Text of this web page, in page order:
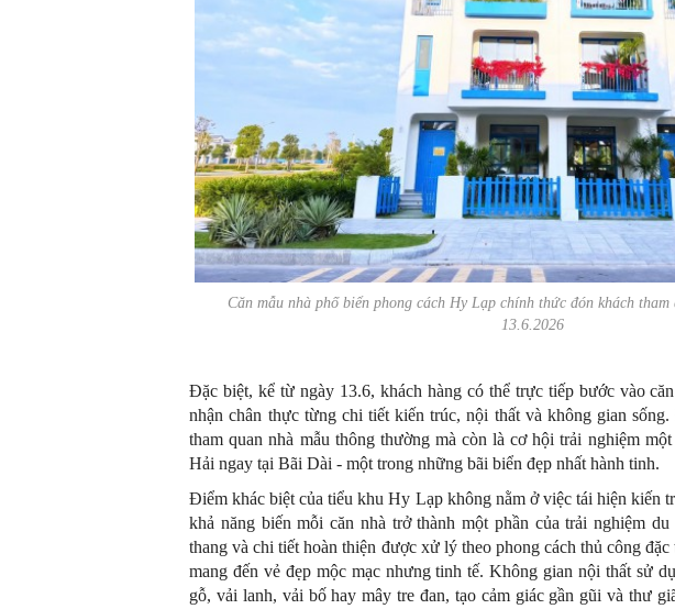
Căn mẫu nhà phố biển phong cách Hy Lạp chính thức đón khách
13.6.2026
Đặc biệt, kể từ ngày 13.6, khách hàng có thể trực tiếp bước vào
nhận chân thực từng chi tiết kiến trúc, nội thất và không gian
tham quan nhà mẫu thông thường mà còn là cơ hội trải nghiệm
Hải ngay tại Bãi Dài - một trong những bãi biển đẹp nhất hành tinh.
Điểm khác biệt của tiểu khu Hy Lạp không nằm ở việc tái hiện kiến
khả năng biến mỗi căn nhà trở thành một phần của trải nghiệm
thang và chi tiết hoàn thiện được xử lý theo phong cách thủ công
mang đến vẻ đẹp mộc mạc nhưng tinh tế. Không gian nội thất sử
gỗ, vải lanh, vải bố hay mây tre đan, tạo cảm giác gần gũi và thư